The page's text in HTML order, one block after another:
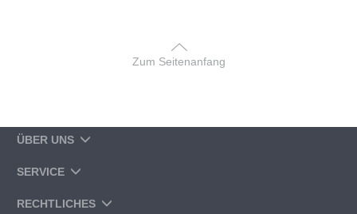
Zum Seitenanfang
ÜBER UNS
SERVICE
RECHTLICHES